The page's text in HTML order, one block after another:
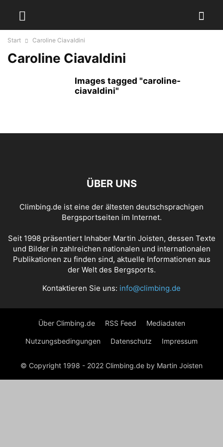
Start Caroline Ciavaldini
Caroline Ciavaldini
Images tagged "caroline-
ciavaldini"
ÜBER UNS
Climbing.de ist eine der ältesten deutschsprachigen
Bergsportseiten im Internet.
Seit 1998 präsentiert Inhaber Martin Joisten, dessen Texte
und Bilder in zahlreichen nationalen und internationalen
Publikationen zu finden sind, aktuelle Informationen aus
der Welt des Bergsports.
Kontaktieren Sie uns: info@climbing.de
Über Climbing.de RSS Feed Mediadaten
Nutzungsbedingungen Datenschutz Impressum
© Copyright 1998 - 2022 Climbing.de by Martin Joisten